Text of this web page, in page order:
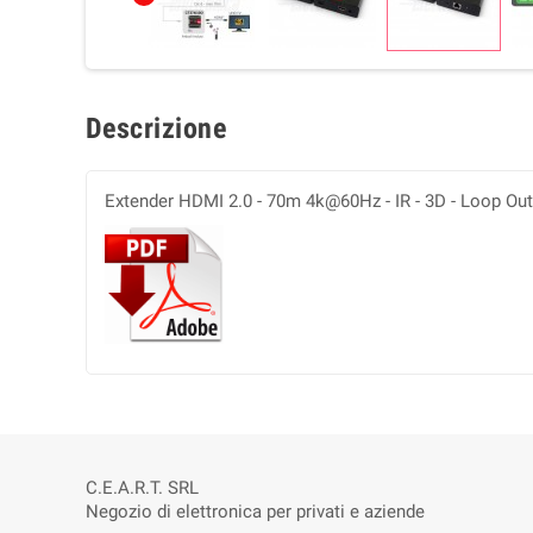
Descrizione
Extender HDMI 2.0 - 70m 4k@60Hz - IR - 3D - Loop
C.E.A.R.T. SRL
Negozio di elettronica per privati e aziende